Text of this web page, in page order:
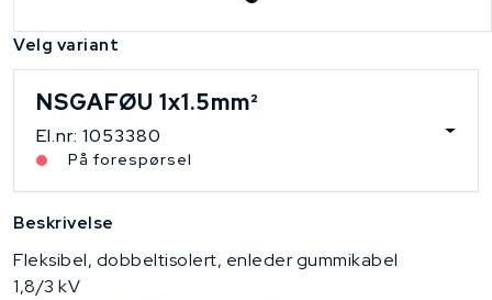
Velg variant
NSGAFØU 1x1.5mm²
El.nr: 1053380
På forespørsel
Beskrivelse
Fleksibel, dobbeltisolert, enleder gummikabel
1,8/3 kV